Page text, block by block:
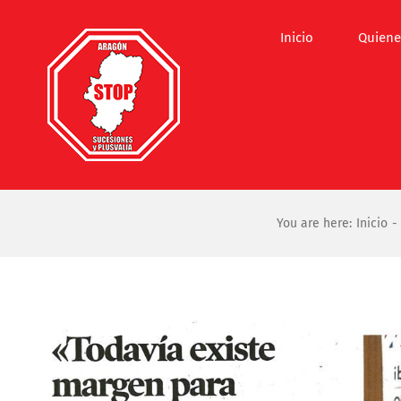
contenido
Inicio
You are here: Inicio
imagen
más